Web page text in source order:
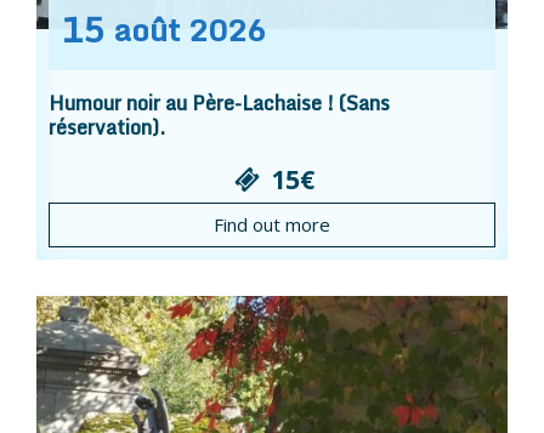
15 août 2026
Humour noir au Père-Lachaise ! (Sans
réservation).
15€
Find out more